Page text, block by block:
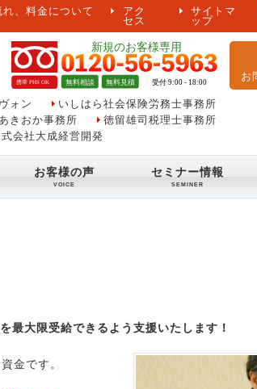
、料金について
アク
セス
サイトマ
ップ
お
ォン
いしはら社会保険労務士事務所
きおか事務所
徳留雄司税理士事務所
会社大成経営開発
お客様の声 セミナー情報
最大限受給できるよう支援いたします！
金です。